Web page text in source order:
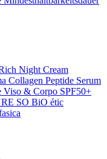
Night Cream
Collagen Peptide Serum
Viso & Corpo SPF50+
SO BiO étic